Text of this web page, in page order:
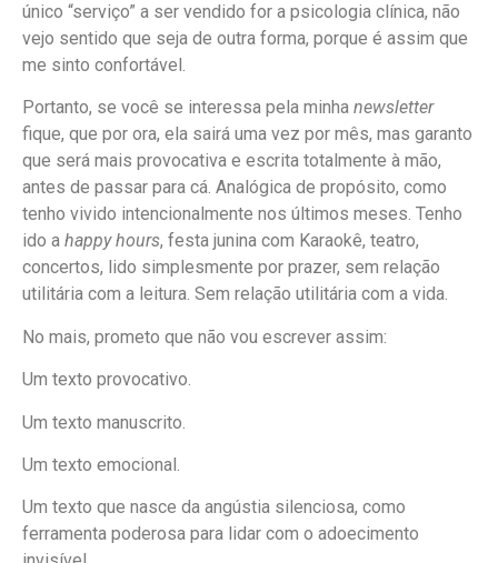
único “serviço” a ser vendido for a psicologia clínica, não
vejo sentido que seja de outra forma, porque é assim que
me sinto confortável.
Portanto, se você se interessa pela minha newsletter
fique, que por ora, ela sairá uma vez por mês, mas garanto
que será mais provocativa e escrita totalmente à mão,
antes de passar para cá. Analógica de propósito, como
tenho vivido intencionalmente nos últimos meses. Tenho
ido a happy hours, festa junina com Karaokê, teatro,
concertos, lido simplesmente por prazer, sem relação
utilitária com a leitura. Sem relação utilitária com a vida.
No mais, prometo que não vou escrever assim:
Um texto provocativo.
Um texto manuscrito.
Um texto emocional.
Um texto que nasce da angústia silenciosa, como
ferramenta poderosa para lidar com o adoecimento